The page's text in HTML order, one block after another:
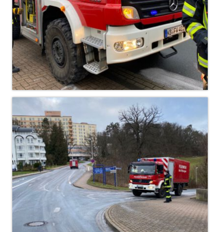
Christkindwiegen
Christkindwiegen 2024
Christkindwiegen 2023
Christkindwiegen 2022
Christkindwiegen 2021
Christkindwiegen 2019
Christkindwiegen 2018
Christkindwiegen 2017
Christkindwiegen 2016
Jahreskonzert 2017
Oktoberfestkonzert 2018